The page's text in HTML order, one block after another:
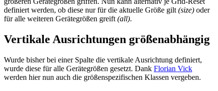
definiert werden, ob diese nur für die aktuelle Größe gilt(size) oder
für alle weiteren Gerätegrößen greift(all).
Vertikale Ausrichtungen größenabhängig
Wurde bisher bei einer Spalte die vertikale Ausrichtung definiert,
wurde diese für alle Gerätegrößen gesetzt. Dank Florian Vick
werden hier nun auch die größenspezifischen Klassen vergeben.